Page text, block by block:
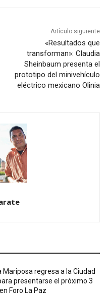
Artículo siguiente
«Resultados que
transforman»: Claudia
Sheinbaum presenta el
prototipo del minivehículo
eléctrico mexicano Olinia
Mariposa regresa a la Ciudad
presentarse el próximo 3
Foro La Paz